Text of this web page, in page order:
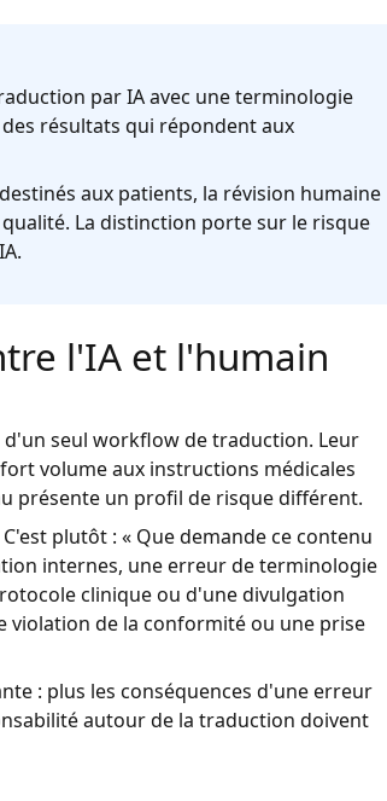
par IA avec une terminologie
résultats qui répondent aux
aux patients, la révision humaine
La distinction porte sur le risque
l'IA et l'humain
seul workflow de traduction. Leur
volume aux instructions médicales
présente un profil de risque différent.
plutôt : « Que demande ce contenu
internes, une erreur de terminologie
clinique ou d'une divulgation
de la conformité ou une prise
: plus les conséquences d'une erreur
autour de la traduction doivent